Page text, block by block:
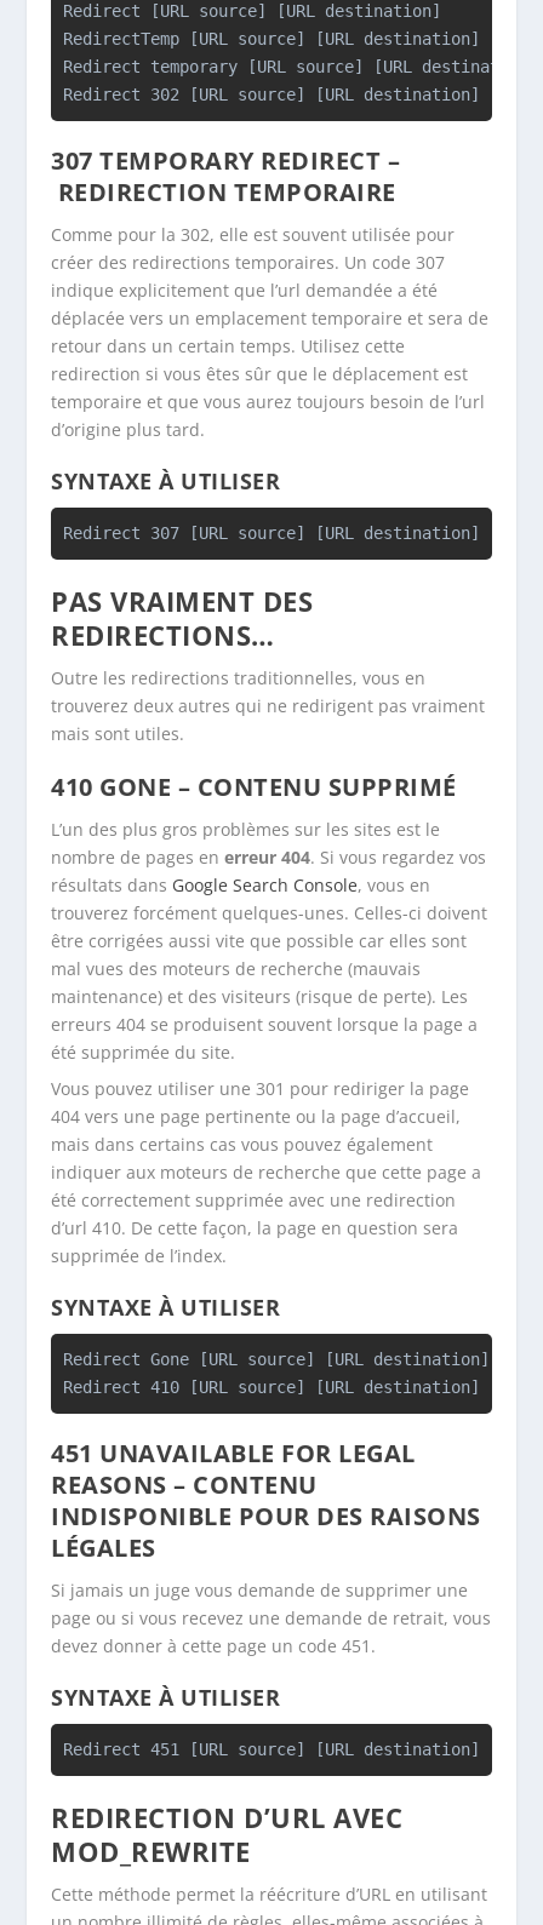
Redirect [URL source] [URL destination]
RedirectTemp [URL source] [URL destination]
Redirect temporary [URL source] [URL destination]
Redirect 302 [URL source] [URL destination]
307TEMPORARY REDIRECT –
REDIRECTION TEMPORAIRE
Comme pour la 302, elle est souvent utilisée pour
créer des redirections temporaires. Un code 307
indique explicitement que l’url demandée a été
déplacée vers un emplacement temporaire et sera de
retour dans un certain temps. Utilisez cette
redirection si vous êtes sûr que le déplacement est
temporaire et que vous aurez toujours besoin de l’url
d’origine plus tard.
SYNTAXE À UTILISER
Redirect 307 [URL source] [URL destination]
PAS VRAIMENT DES
REDIRECTIONS…
Outre les redirections traditionnelles, vous en
trouverez deux autres qui ne redirigent pas vraiment
mais sont utiles.
410 GONE – CONTENU SUPPRIMÉ
L’un des plus gros problèmes sur les sites est le
nombre de pages enerreur 404. Si vous regardez vos
résultats dans Google Search Console, vous en
trouverez forcément quelques-unes. Celles-ci doivent
être corrigées aussi vite que possible car elles sont
mal vues des moteurs de recherche (mauvais
maintenance) et des visiteurs (risque de perte). Les
erreurs 404 se produisent souvent lorsque la page a
été supprimée du site.
Vous pouvez utiliser une 301 pour rediriger la page
404 vers une page pertinente ou la page d’accueil,
mais dans certains cas vous pouvez également
indiquer aux moteurs de recherche que cette page a
été correctement supprimée avec une redirection
d’url 410. De cette façon, la page en question sera
supprimée de l’index.
SYNTAXE À UTILISER
Redirect Gone [URL source] [URL destination]
Redirect 410 [URL source] [URL destination]
451 UNAVAILABLE FOR LEGAL
REASONS – CONTENU
INDISPONIBLE POUR DES RAISONS
LÉGALES
Si jamais un juge vous demande de supprimer une
page ou si vous recevez une demande de retrait, vous
devez donner à cette page un code 451.
SYNTAXE À UTILISER
REDIRECTION D’URL AVEC
MOD_REWRITE
Cette méthode permet la réécriture d’URL en utilisant